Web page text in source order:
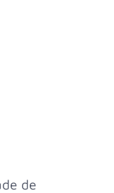
de